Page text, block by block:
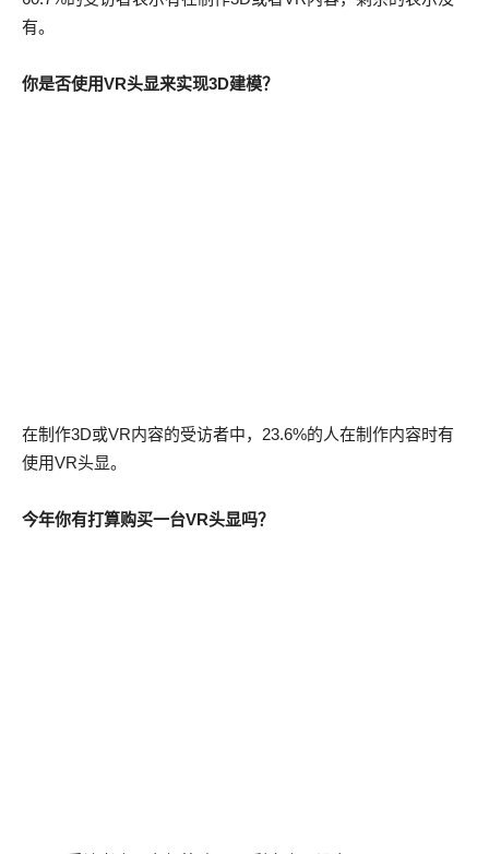
有。
你是否使用VR头显来实现3D建模？
在制作3D或VR内容的受访者中，23.6%的人在制作内容时有
使用VR头显。
今年你有打算购买一台VR头显吗？